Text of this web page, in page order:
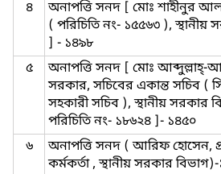
৪
অনাপত্তি সনদ [ মোঃ শাহীনুর
( পরিচিতি নং- ১৫৫৬৩ ), স্থানীয়
] - ১৪৯৮
৫
অনাপত্তি সনদ [ মোঃ আব্দুল্লাহ্‌-
সরকার, সচিবের একান্ত সচিব (
সহকারী সচিব ), স্থানীয় সরকার
পরিচিতি নং- ১৮৬২৪ ]- ১৪৫০
৬
অনাপত্তি সনদ ( আরিফ হোসেন,
কর্মকর্তা , স্থানীয় সরকার